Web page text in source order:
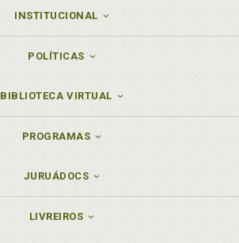
INSTITUCIONAL
POLÍTICAS
BIBLIOTECA VIRTUAL
PROGRAMAS
JURUÁDOCS
LIVREIROS